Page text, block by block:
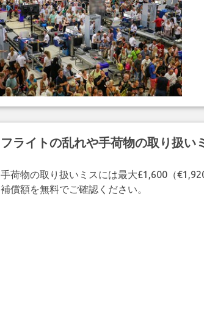
フライトの乱れや手荷物の取り扱い
手荷物の取り扱いミスには最大£1,600（
補償額を無料でご確認ください。